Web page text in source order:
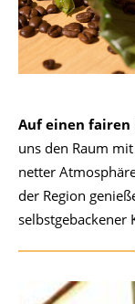
Auf einen fairen
uns den Raum
netter
der Region
selbstgebackener